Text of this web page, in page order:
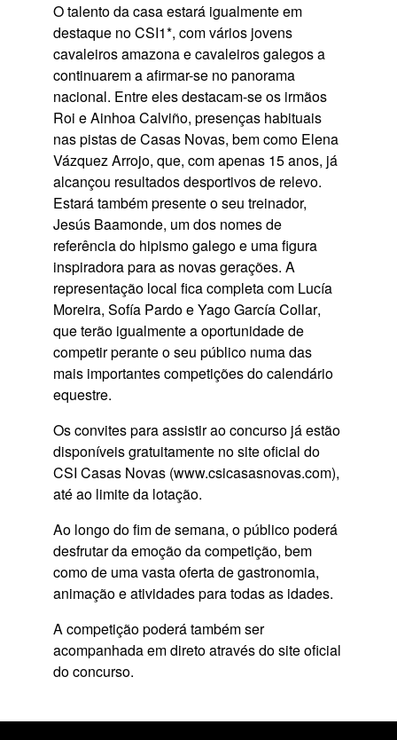
O talento da casa estará igualmente em
destaque noCSI1*, com vários jovens
cavaleiros amazona e cavaleiros galegos a
continuarem a afirmar-se no panorama
nacional. Entre eles destacam-se os irmãos
Roi eAinhoa Calviño, presenças habituais
nas pistas de Casas Novas, bem como Elena
Vázquez Arrojo, que, com apenas 15 anos, já
alcançou resultados desportivos de relevo.
Estará também presente o seu treinador,
Jesús Baamonde, um dos nomes de
referência do hipismo galego e uma figura
inspiradora para as novas gerações. A
representação local fica completa com Lucía
Moreira, Sofía PardoeYago García Collar,
que terão igualmente a oportunidade de
competir perante o seu público numa das
mais importantes competições do calendário
equestre.
Os convites para assistir ao concurso já estão
disponíveis gratuitamente no site oficial do
CSI Casas Novas (www.csicasasnovas.com),
até ao limite da lotação.
Ao longo do fim de semana, o público poderá
desfrutar da emoção da competição, bem
como de uma vasta oferta de gastronomia,
animação e atividades para todas as idades.
A competição poderá também ser
acompanhada em direto através do site oficial
do concurso.